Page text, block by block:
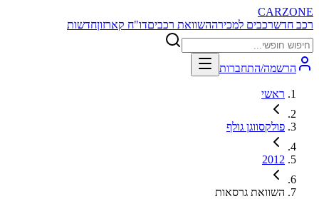
CARZONE
רכב חדשרכבים למכירההשוואת רכביםדו"ח קארזוןחדשות
הרשמה/התחברות
ראשי
פולקסווגן גולף
2012
השוואת גרסאות